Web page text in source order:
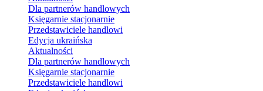
Dla partnerów handlowych
Księgarnie stacjonarnie
Przedstawiciele handlowi
Edycja ukraińska
Aktualności
Dla partnerów handlowych
Księgarnie stacjonarnie
Przedstawiciele handlowi